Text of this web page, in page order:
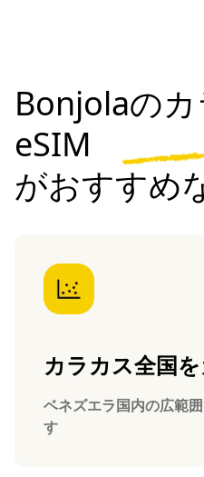
Bonjolaの
eSIM
がおすすめ
カラカス全国
ベネズエラ国内の広範
す